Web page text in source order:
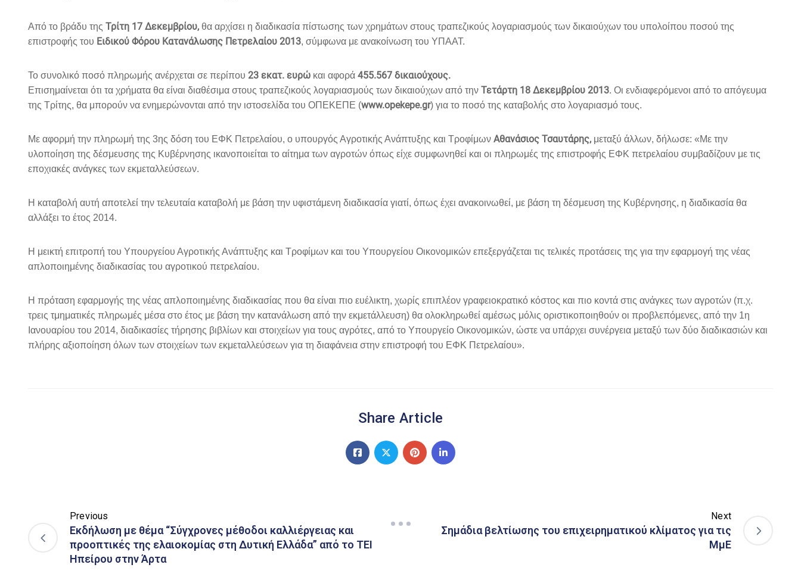
Από το βράδυ της Τρίτη 17 Δεκεμβρίου, θα αρχίσει η διαδικασία πίστωσης των χρημάτων στους τραπεζικούς λογαριασμούς των δικαιούχων του υπολοίπου ποσού της
επιστροφής του Ειδικού Φόρου Κατανάλωσης Πετρελαίου 2013, σύμφωνα με ανακοίνωση του ΥΠΑΑΤ.
Το συνολικό ποσό πληρωμής ανέρχεται σε περίπου 23 εκατ. ευρώ και αφορά 455.567 δικαιούχους.
Επισημαίνεται ότι τα χρήματα θα είναι διαθέσιμα στους τραπεζικούς λογαριασμούς των δικαιούχων από την Τετάρτη 18 Δεκεμβρίου 2013. Οι ενδιαφερόμενοι από το απόγευμα
της Τρίτης, θα μπορούν να ενημερώνονται από την ιστοσελίδα του ΟΠΕΚΕΠΕ (www.opekepe.gr) για το ποσό της καταβολής στο λογαριασμό τους.
Με αφορμή την πληρωμή της 3ης δόση του ΕΦΚ Πετρελαίου, ο υπουργός Αγροτικής Ανάπτυξης και Τροφίμων Αθανάσιος Τσαυτάρης, μεταξύ άλλων, δήλωσε: «Με την
υλοποίηση της δέσμευσης της Κυβέρνησης ικανοποιείται το αίτημα των αγροτών όπως είχε συμφωνηθεί και οι πληρωμές της επιστροφής ΕΦΚ πετρελαίου συμβαδίζουν με τις
εποχιακές ανάγκες των εκμεταλλεύσεων.
Η καταβολή αυτή αποτελεί την τελευταία καταβολή με βάση την υφιστάμενη διαδικασία γιατί, όπως έχει ανακοινωθεί, με βάση τη δέσμευση της Κυβέρνησης, η διαδικασία θα
αλλάξει το έτος 2014.
Η μεικτή επιτροπή του Υπουργείου Αγροτικής Ανάπτυξης και Τροφίμων και του Υπουργείου Οικονομικών επεξεργάζεται τις τελικές προτάσεις της για την εφαρμογή της νέας
απλοποιημένης διαδικασίας του αγροτικού πετρελαίου.
Η πρόταση εφαρμογής της νέας απλοποιημένης διαδικασίας που θα είναι πιο ευέλικτη, χωρίς επιπλέον γραφειοκρατικό κόστος και πιο κοντά στις ανάγκες των αγροτών (π.χ.
τρεις τμηματικές πληρωμές μέσα στο έτος με βάση την κατανάλωση από την εκμετάλλευση) θα ολοκληρωθεί αμέσως μόλις οριστικοποιηθούν οι προβλεπόμενες, από την 1η
Ιανουαρίου του 2014, διαδικασίες τήρησης βιβλίων και στοιχείων για τους αγρότες, από το Υπουργείο Οικονομικών, ώστε να υπάρχει συνέργεια μεταξύ των δύο διαδικασιών και
πλήρης αξιοποίηση όλων των στοιχείων των εκμεταλλεύσεων για τη διαφάνεια στην επιστροφή του ΕΦΚ Πετρελαίου».
Share Article
Previous
Εκδήλωση με θέμα “Σύγχρονες μέθοδοι καλλιέργειας και
προοπτικές της ελαιοκομίας στη Δυτική Ελλάδα” από το ΤΕΙ
Ηπείρου στην Άρτα
Next
Σημάδια βελτίωσης του επιχειρηματικού κλίματος για τις
ΜμΕ